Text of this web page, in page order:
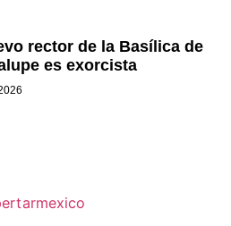
rector de la Basílica de
es exorcista